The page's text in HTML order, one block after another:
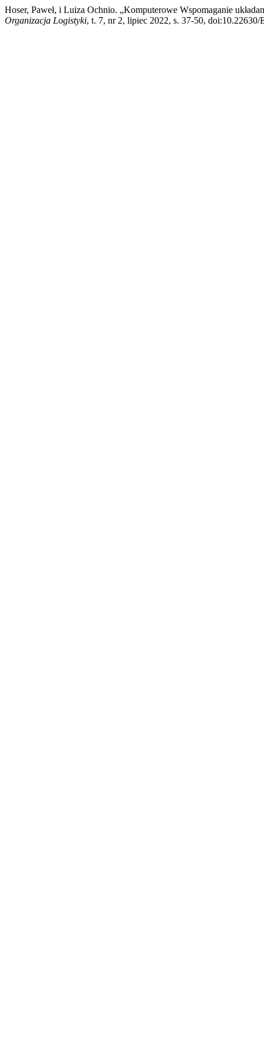
Hoser, Paweł, i Luiza Ochnio. „Komputerowe Wspomaganie
Organizacja Logistyki, t. 7, nr 2, lipiec 2022, s. 37-50,